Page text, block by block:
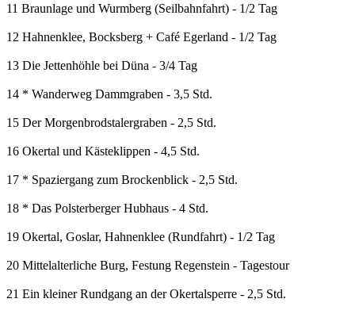
11 Braunlage und Wurmberg (Seilbahnfahrt) - 1/2 Tag
12 Hahnenklee, Bocksberg + Café Egerland - 1/2 Tag
13 Die Jettenhöhle bei Düna - 3/4 Tag
14 * Wanderweg Dammgraben - 3,5 Std.
15 Der Morgenbrodstalergraben - 2,5 Std.
16 Okertal und Kästeklippen - 4,5 Std.
17 * Spaziergang zum Brockenblick - 2,5 Std.
18 * Das Polsterberger Hubhaus - 4 Std.
19 Okertal, Goslar, Hahnenklee (Rundfahrt) - 1/2 Tag
20 Mittelalterliche Burg, Festung Regenstein - Tagestour
21 Ein kleiner Rundgang an der Okertalsperre - 2,5 Std.